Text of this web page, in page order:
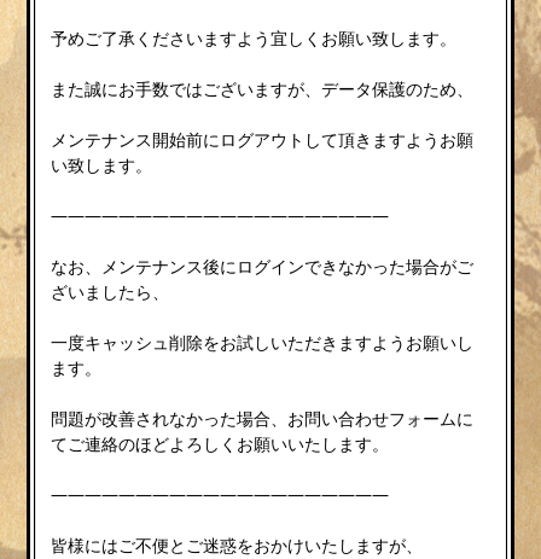
予めご了承くださいますよう宜しくお願い致します。
また誠にお手数ではございますが、データ保護のため、
メンテナンス開始前にログアウトして頂きますようお願
い致します。
————————————————————
なお、メンテナンス後にログインできなかった場合がご
ざいましたら、
一度キャッシュ削除をお試しいただきますようお願いし
ます。
問題が改善されなかった場合、お問い合わせフォームに
てご連絡のほどよろしくお願いいたします。
————————————————————
皆様にはご不便とご迷惑をおかけいたしますが、